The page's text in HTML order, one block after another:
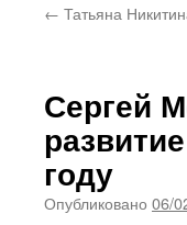
← Татьяна
Сергей
году
Опубликовано 06/